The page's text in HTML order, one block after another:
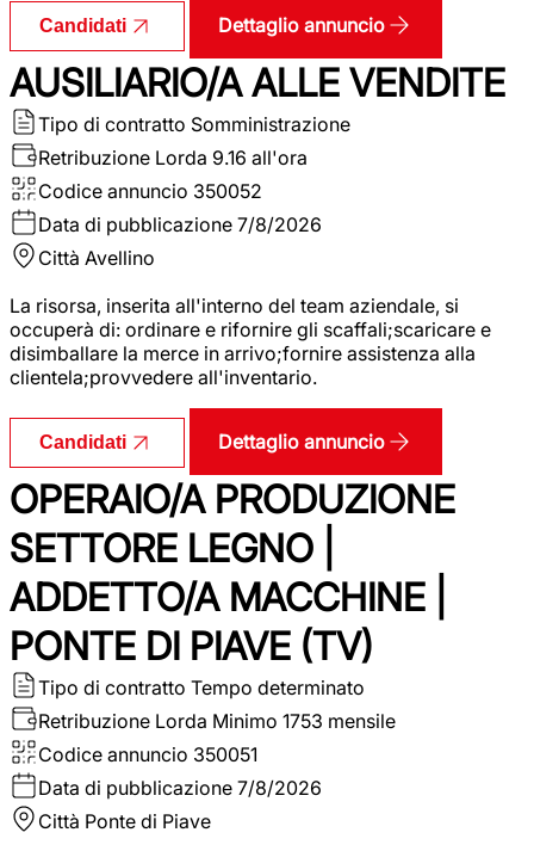
Candidati Dettaglio annuncio
AUSILIARIO/A ALLE VENDITE
Tipo di contratto Somministrazione
Retribuzione Lorda 9.16 all'ora
Codice annuncio 350052
Data di pubblicazione 7/8/2026
Città Avellino
La risorsa, inserita all'interno del team aziendale, si
occuperà di: ordinare e rifornire gli scaffali;scaricare e
disimballare la merce in arrivo;fornire assistenza alla
clientela;provvedere all'inventario.
Candidati Dettaglio annuncio
OPERAIO/A PRODUZIONE
SETTORE LEGNO |
ADDETTO/A MACCHINE |
PONTE DI PIAVE (TV)
Tipo di contratto Tempo determinato
Retribuzione Lorda Minimo 1753 mensile
Codice annuncio 350051
Data di pubblicazione 7/8/2026
Città Ponte di Piave